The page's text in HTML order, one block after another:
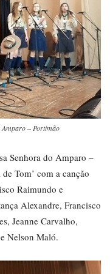
– Portimão
Senhora do Amparo –
Tom’ com a canção
Raimundo e
Alexandre, Francisco
Jeanne Carvalho,
Nelson Maló.